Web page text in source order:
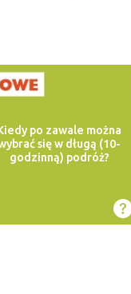
po zawale można
się w długą (10-
godzinną) podróż?